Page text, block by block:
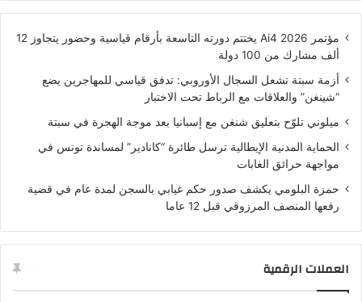
مؤتمر Ai4 2026 يختتم دورته التاسعة بأرقام قياسية وحضور يتجاوز 12
ألف مشارك من 100 دولة
أزمة سبتة تشعل السجال الأوروبي: تدفق قياسي للمهاجرين يضع
“شينغن” والعلاقات مع الرباط تحت الاختبار
ميلوني تلوّح بتعليق شنغن مع إسبانيا بعد موجة الهجرة في سبتة
الحماية المدنية الإيطالية ترسل طائرة “كانادير” لمساندة تونس في
مواجهة حرائق الغابات
حمزة البلومي يكشف صدور حكم غيابي بالسجن لمدة عام في قضية
رفعها المنصف المرزوقي قبل 12 عاما
العملات الرقمية